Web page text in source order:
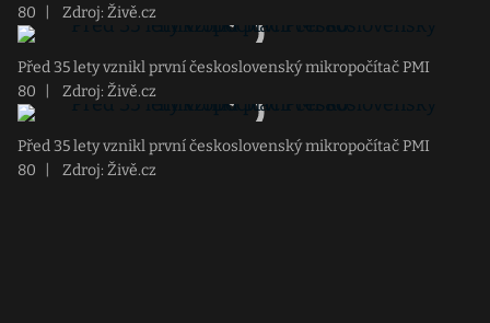
80
Zdroj: Živě.cz
Před 35 lety vznikl první československý mikropočítač PMI
80
Zdroj: Živě.cz
Před 35 lety vznikl první československý mikropočítač PMI
80
Zdroj: Živě.cz